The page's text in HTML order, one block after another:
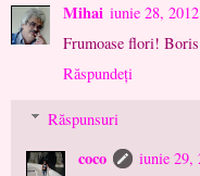
Mihai iunie 28, 2012
Frumoase flori! Boris
Răspundeți
Răspunsuri
coco
iunie 29,